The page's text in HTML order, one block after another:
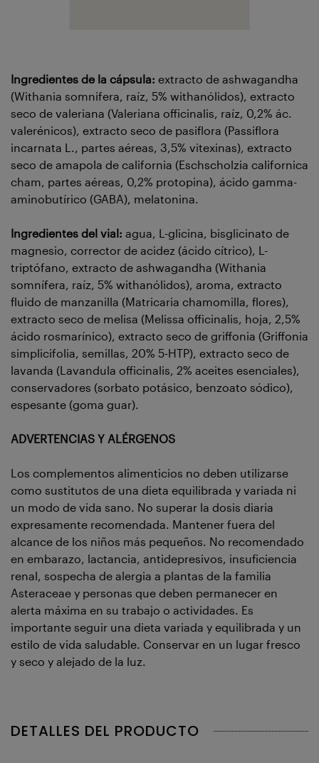
Ingredientes de la cápsula: extracto de ashwagandha
(Withania somnifera, raíz, 5% withanólidos), extracto
seco de valeriana (Valeriana officinalis, raíz, 0,2% ác.
valerénicos), extracto seco de pasiflora (Passiflora
incarnata L., partes aéreas, 3,5% vitexinas), extracto
seco de amapola de california (Eschscholzia californica
cham, partes aéreas, 0,2% protopina), ácido gamma-
aminobutírico (GABA), melatonina.
Ingredientes del vial: agua, L-glicina, bisglicinato de
magnesio, corrector de acidez (ácido cítrico), L-
triptófano, extracto de ashwagandha (Withania
somnífera, raíz, 5% withanólidos), aroma, extracto
fluido de manzanilla (Matricaria chamomilla, flores),
extracto seco de melisa (Melissa officinalis, hoja, 2,5%
ácido rosmarínico), extracto seco de griffonia (Griffonia
simplicifolia, semillas, 20% 5-HTP), extracto seco de
lavanda (Lavandula officinalis, 2% aceites esenciales),
conservadores (sorbato potásico, benzoato sódico),
espesante (goma guar).
ADVERTENCIAS Y ALÉRGENOS
Los complementos alimenticios no deben utilizarse
como sustitutos de una dieta equilibrada y variada ni
un modo de vida sano. No superar la dosis diaria
expresamente recomendada. Mantener fuera del
alcance de los niños más pequeños. No recomendado
en embarazo, lactancia, antidepresivos, insuficiencia
renal, sospecha de alergia a plantas de la familia
Asteraceae y personas que deben permanecer en
alerta máxima en su trabajo o actividades. Es
importante seguir una dieta variada y equilibrada y un
estilo de vida saludable. Conservar en un lugar fresco
y seco y alejado de la luz.
DETALLES DEL PRODUCTO